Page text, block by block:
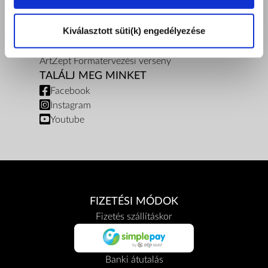
Kiválasztott süti(k) engedélyezése
Vásárlói tájékoztatók
Pénzügyi közvetítői szolgáltatás
Adatkezelés
ArtZept Formatervezési verseny
TALÁLJ MEG MINKET
Facebook
Instagram
Youtube
FIZETÉSI MÓDOK
Fizetés szállításkor
Banki átutalás